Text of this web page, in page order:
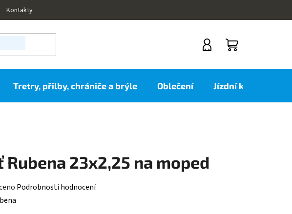
Kontakty
KOŠÍK
Tretry, přilby, chrániče a brýle Oblečení Jízdní kola
Rubena 23x2,25 na moped
Podrobnosti hodnocení